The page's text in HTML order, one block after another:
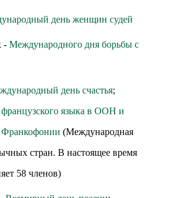
день женщин судей
- Международного дня борьбы с
день счастья;
языка в ООН и
(Международная
стран. В настоящее время
58 членов)